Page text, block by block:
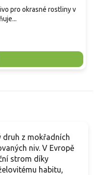
pro okrasné rostliny v
druh z mokřadních
niv. V Evropě
strom díky
habitu,